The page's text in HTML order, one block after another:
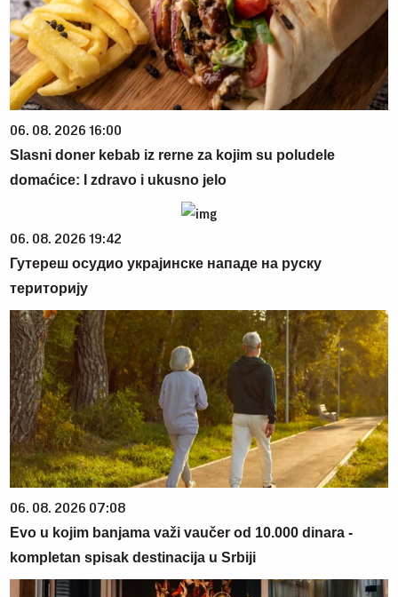
06. 08. 2026 16:00
Slasni doner kebab iz rerne za kojim su poludele
domaćice: I zdravo i ukusno jelo
06. 08. 2026 19:42
Гутереш осудио украјинске нападе на руску
територију
06. 08. 2026 07:08
Evo u kojim banjama važi vaučer od 10.000 dinara -
kompletan spisak destinacija u Srbiji